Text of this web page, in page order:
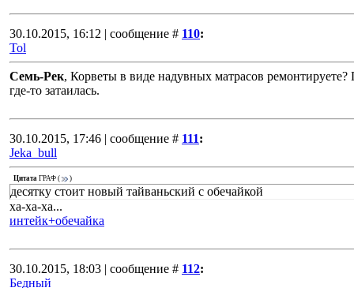
30.10.2015, 16:12 | сообщение # 110:
Tol
Семь-Рек, Корветы в виде надувных матрасов
где-то затаилась.
30.10.2015, 17:46 | сообщение # 111:
Jeka_bull
Цитата ГРАФ ( )
десятку стоит новый тайваньский с обечайкой
ха-ха-ха...
интейк+обечайка
30.10.2015, 18:03 | сообщение # 112:
Бедный